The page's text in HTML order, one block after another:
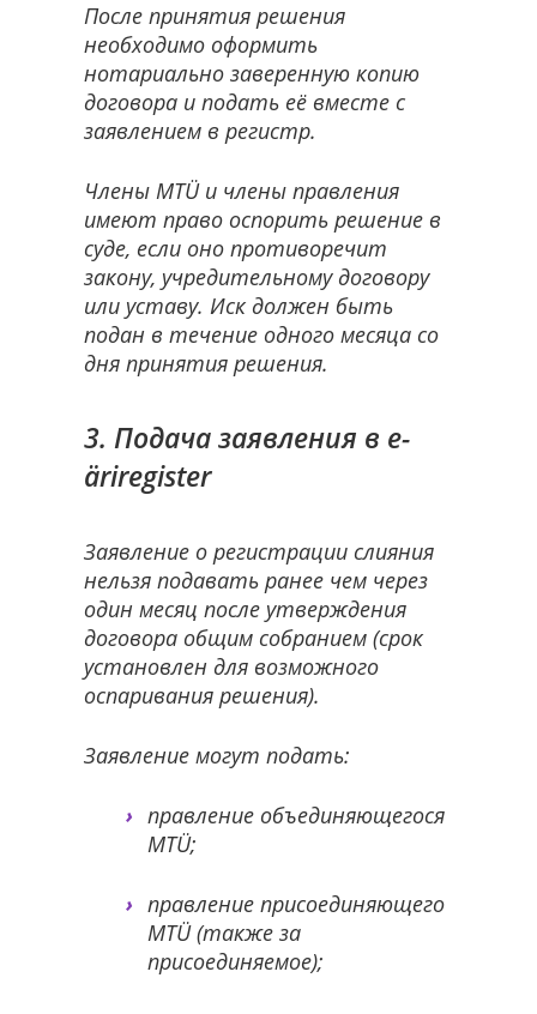
После принятия решения
необходимо оформить
нотариально заверенную копию
договора и подать её вместе с
заявлением в регистр.
Члены MTÜ и члены правления
имеют право оспорить решение в
суде, если оно противоречит
закону, учредительному договору
или уставу. Иск должен быть
подан в течение одного месяца со
дня принятия решения.
3. Подача заявления в e-
äriregister
Заявление о регистрации слияния
нельзя подавать ранее чем через
один месяц после утверждения
договора общим собранием (срок
установлен для возможного
оспаривания решения).
Заявление могут подать:
правление объединяющегося
MTÜ;
правление присоединяющего
MTÜ (также за
присоединяемое);